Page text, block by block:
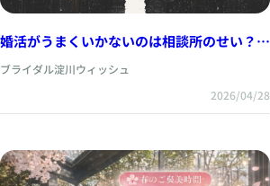
婚活がうまくいかないのは相談所のせい？見
ブライダル淀川ウィッシュ
2026/04/28